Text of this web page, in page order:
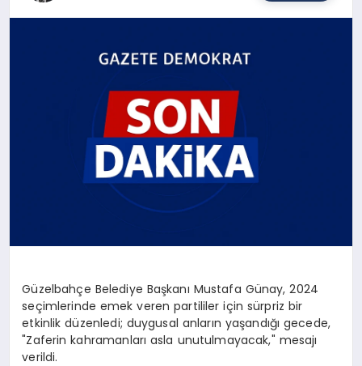
Güzelbahçe Belediye Başkanı Mustafa Günay, 2024
seçimlerinde emek veren partililer için sürpriz bir
etkinlik düzenledi; duygusal anların yaşandığı gecede,
"Zaferin kahramanları asla unutulmayacak," mesajı
verildi.